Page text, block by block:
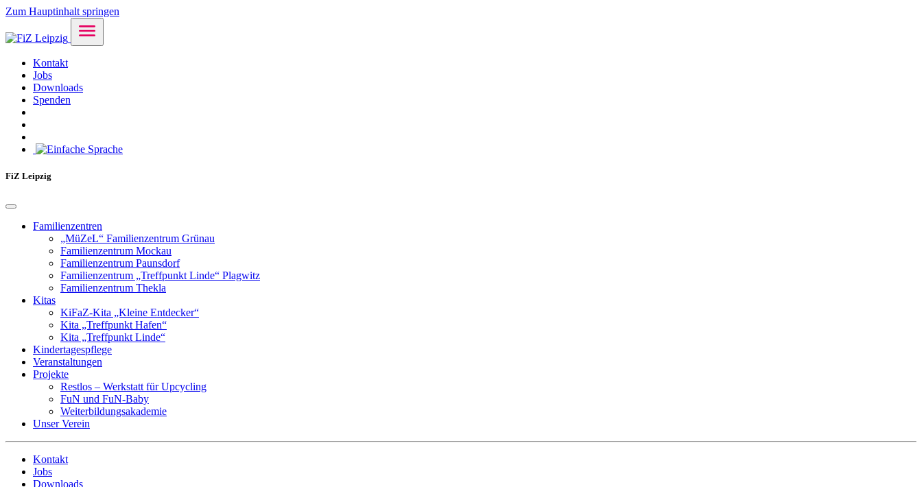
Zum Hauptinhalt springen
Kontakt
Jobs
Downloads
Spenden
FiZ Leipzig
Familienzentren
„MüZeL“ Familienzentrum Grünau
Familienzentrum Mockau
Familienzentrum Paunsdorf
Familienzentrum „Treffpunkt Linde“ Plagwitz
Familienzentrum Thekla
Kitas
KiFaZ-Kita „Kleine Entdecker“
Kita „Treffpunkt Hafen“
Kita „Treffpunkt Linde“
Kindertagespflege
Veranstaltungen
Projekte
Restlos – Werkstatt für Upcycling
FuN und FuN-Baby
Weiterbildungsakademie
Unser Verein
Kontakt
Jobs
Downloads